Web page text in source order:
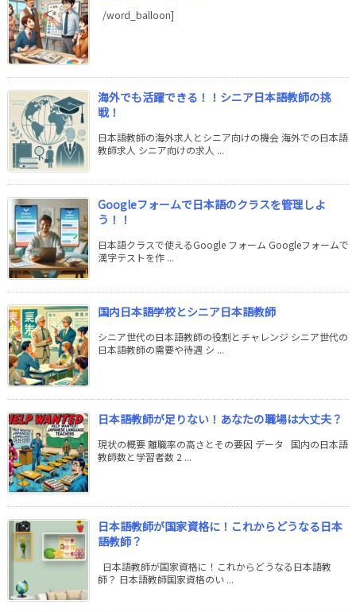
/word_balloon]
海外でも活躍できる！！シニア日本語教師の挑
戦！
日本語教師の海外求人とシニア向けの機会 海外での日本語
教師求人 シニア向けの求人 ...
Googleフォームで日本語のクラスを管理しよ
う！！
日本語クラスで使えるGoogle フォーム Googleフォームで
漢字テストを作 ...
国内日本語学校とシニア日本語教師
シニア世代の日本語教師の役割とチャレンジ シニア世代の
日本語教師の需要や待遇 シ ...
日本語教師が足りない！あなたの職場は大丈夫？
現状の概要 離職率の高さとその要因 データ 国内の日本語
教師数と学習者数 2 ...
日本語教師が国家資格に！これからどうなる日本
語教師？
日本語教師が国家資格に！これからどうなる日本語教
師？ 日本語教師国家資格のい ...